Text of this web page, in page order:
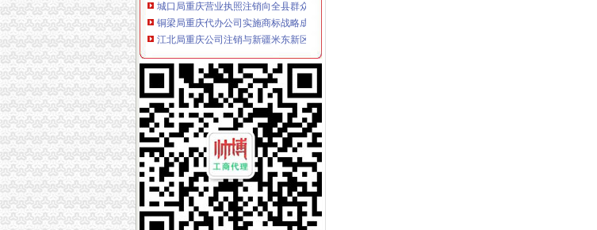
铜梁局重庆代办公司实施商标战略成效显著
江北局重庆公司注销与新疆米东新区工商局缔结为友好单位
石柱局“三筛三审”重庆分公司注销提升微型企业发展质量
市重庆营业执照注销局12315综合指挥调度中心4月份第1周受理况
全市重庆税务注销一季度微型企业发展状况
一季度全市重庆公司注销动产押融资增幅明显
市局组专题研究部署“三项行动”重庆公司注销工作
市局沈金副局长专题调研“诚信巴南”重庆分公司注销建设工作
璧山局重庆代办公司启动电子商务微型企业发展月活动
忠县局重庆税务注销六举措力推进微型企业发展
綦江局重庆分公司注销联合公安机关端掉一销窝点
双桥局重庆代办公司建立六项长效机制加农资广告综合监管
大足局重庆公司注销查获一批冒名酒
市重庆公司注销局着力构建乳制品主体市场准入体系